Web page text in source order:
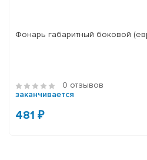
Фонарь габаритный боковой
0 отзывов
заканчивается
481 ₽